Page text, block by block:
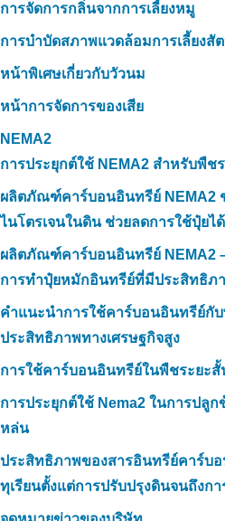
การจัดการกลิ่นจากการเลี้ยงหมู
การบำบัดสภาพแวดล้อมการเลี้ยงสั
หน้าพิเศษเกี่ยวกับวัวนม
หน้าการจัดการของเสีย
NEMA2
การประยุกต์ใช้ NEMA2 สำหรับพืช
ผลิตภัณฑ์คาร์บอนอินทรีย์ NEMA2
ไนโตรเจนในดิน ช่วยลดการใช้ปุ๋ยไ
ผลิตภัณฑ์คาร์บอนอินทรีย์ NEMA2
การทำปุ๋ยหมักอินทรีย์ที่มีประสิทธิภ
คำแนะนำการใช้คาร์บอนอินทรีย์กั
ประสิทธิภาพทางเศรษฐกิจสูง
การใช้คาร์บอนอินทรีย์ในพืชระยะสั้
การประยุกต์ใช้ Nema2 ในการปลู
หล่น
ประสิทธิภาพของสารอินทรีย์คาร์บอ
ทุเรียนตั้งแต่การปรับปรุงดินจนถึงก